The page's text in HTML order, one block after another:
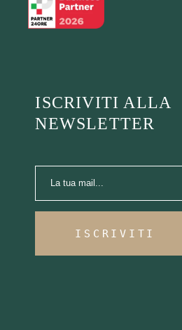
ISCRIVITI ALLA
NEWSLETTER
ISCRIVITI